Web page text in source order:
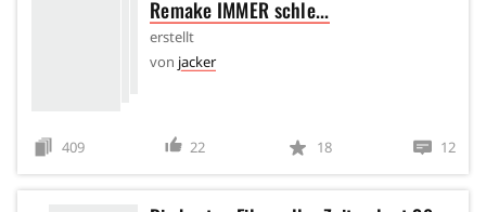
Remake IMMER schle...
erstellt
von jacker
409 22 18 12